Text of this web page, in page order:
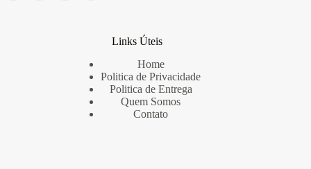
Links Úteis
Home
Politica de Privacidade
Politica de Entrega
Quem Somos
Contato